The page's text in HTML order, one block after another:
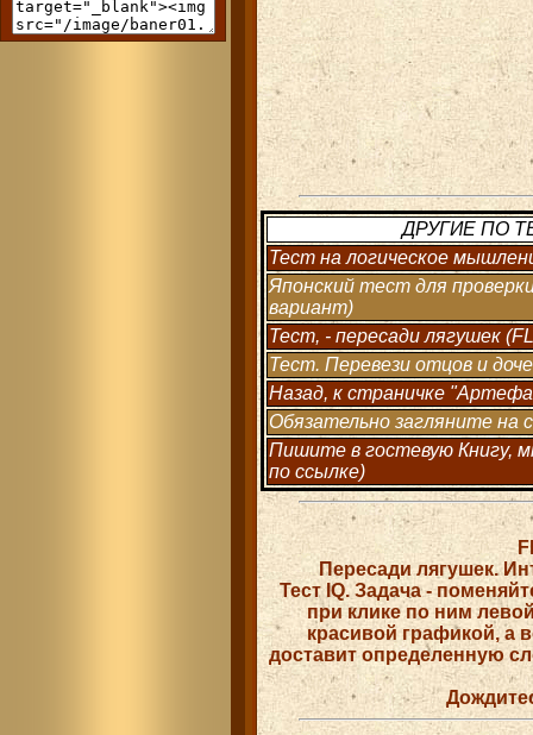
ДРУГИЕ ПО
Тест на логическое
Японский тест для
вариант)
Тест, - пересади лягушек
Тест. Перевези отцов и
Назад, к страничке
Обязательно загляните на
Пишите в гостевую Книгу,
по ссылке)
Пересади лягушек.
Тест IQ. Задача -
при клике по ним
красивой графикой, а
доставит определенную